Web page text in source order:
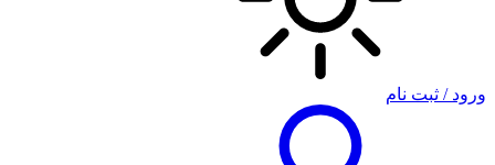
ورود / ثبت نام